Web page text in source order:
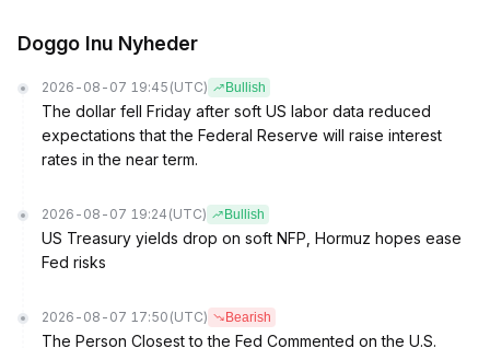
Doggo Inu Nyheder
2026-08-07 19:45 (UTC) Bullish
The dollar fell Friday after soft US labor data reduced
expectations that the Federal Reserve will raise interest
rates in the near term.
2026-08-07 19:24 (UTC) Bullish
US Treasury yields drop on soft NFP, Hormuz hopes ease
Fed risks
2026-08-07 17:50 (UTC) Bearish
The Person Closest to the Fed Commented on the U.S.